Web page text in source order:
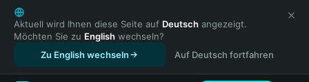
English
日本語
Tiếng Việt
Русский
Español (Latinoamérica)
Aktuell wird Ihnen diese Seite auf Deutsch angezeigt.
Möchten Sie zu English wechseln?
Zu English wechseln
Auf Deutsch fortfahren